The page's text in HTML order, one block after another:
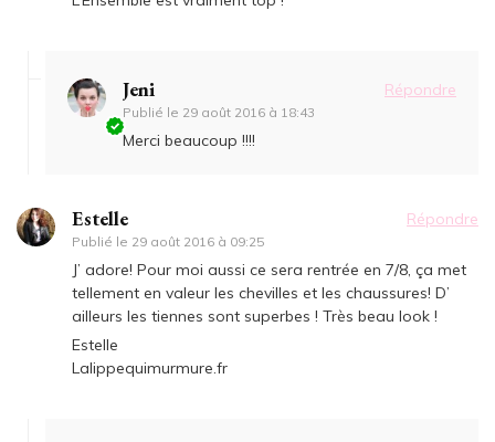
Jeni
Publié le 29 août 2016 à 18:43
Répondre
Merci beaucoup !!!!
Estelle
Publié le 29 août 2016 à 09:25
Répondre
J’ adore! Pour moi aussi ce sera rentrée en 7/8, ça met
tellement en valeur les chevilles et les chaussures! D’
ailleurs les tiennes sont superbes ! Très beau look !
Estelle
Lalippequimurmure.fr